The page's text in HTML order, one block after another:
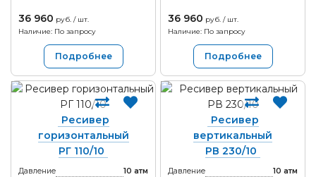
36 960 руб. / шт.
Наличие: По запросу
Подробнее
36 960 руб. / шт.
Наличие: По запросу
Подробнее
Ресивер
горизонтальный
РГ 110/10
Давление 10 атм
Ресивер
вертикальный
РВ 230/10
Давление 10 атм